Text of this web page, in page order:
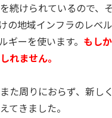
続けられているので、
の地域インフラのレベ
ーを使います。 もし
れません。
た周りにおらず、新し
てきました。